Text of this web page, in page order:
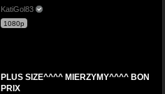
KatiGol83
1080p
PLUS SIZE^^^^ MIERZYMY^^^^ BON
PRIX